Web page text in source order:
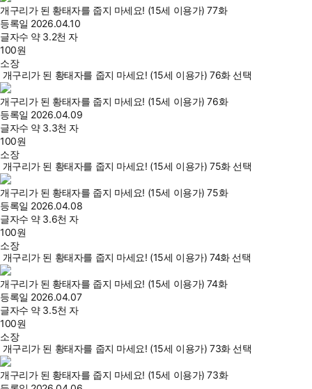
개구리가 된 황태자를 줍지 마세요! (15세 이용가) 77화
등록일 2026.04.10
글자수 약 3.2천 자
100원
소장
개구리가 된 황태자를 줍지 마세요! (15세 이용가) 76화 선택
개구리가 된 황태자를 줍지 마세요! (15세 이용가) 76화
등록일 2026.04.09
글자수 약 3.3천 자
100원
소장
개구리가 된 황태자를 줍지 마세요! (15세 이용가) 75화 선택
개구리가 된 황태자를 줍지 마세요! (15세 이용가) 75화
등록일 2026.04.08
글자수 약 3.6천 자
100원
소장
개구리가 된 황태자를 줍지 마세요! (15세 이용가) 74화 선택
개구리가 된 황태자를 줍지 마세요! (15세 이용가) 74화
등록일 2026.04.07
글자수 약 3.5천 자
100원
소장
개구리가 된 황태자를 줍지 마세요! (15세 이용가) 73화 선택
개구리가 된 황태자를 줍지 마세요! (15세 이용가) 73화